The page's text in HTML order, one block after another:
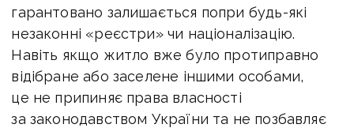
гарантовано залишається попри будь-які
незаконні «реєстри» чи націоналізацію.
Навіть якщо житло вже було протиправно
відібране або заселене іншими особами,
це не припиняє права власності
за законодавством України та не позбавляє